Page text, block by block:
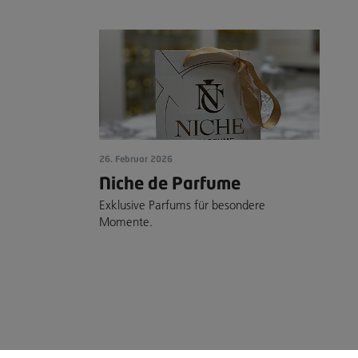
26. Februar 2026
Niche de Parfume
Exklusive Parfums für besondere
Momente.